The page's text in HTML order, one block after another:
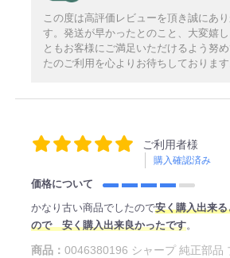
この度は高評価レビューを頂き誠にあ
す。発送が早かったとのこと、大変嬉
ともお客様にご満足いただけるよう努
たのご利用を心よりお待ちしております
ご利用者様
購入確認済み
価格について
かなり古い商品でしたので安く購入出来
ので 安く購入出来良かったです。
商品： 0046380196 シャープ 純正部品